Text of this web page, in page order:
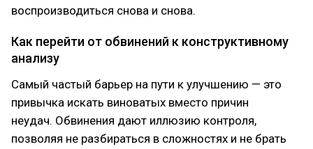
воспроизводиться снова и снова.
Как перейти от обвинений к конструктивному
анализу
Самый частый барьер на пути к улучшению — это
привычка искать виноватых вместо причин
неудач. Обвинения дают иллюзию контроля,
позволяя не разбираться в сложностях и не брать